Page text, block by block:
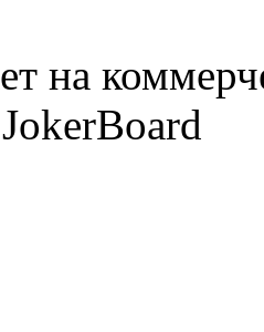
на